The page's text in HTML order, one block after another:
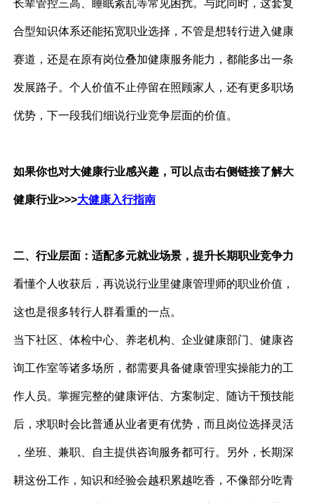
长辈管控三高、睡眠紊乱等常见困扰。与此同时，这套复
合型知识体系还能拓宽职业选择，不管是想转行进入健康
赛道，还是在原有岗位叠加健康服务能力，都能多出一条
发展路子。个人价值不止停留在照顾家人，还有更多职场
优势，下一段我们细说行业竞争层面的价值。
如果你也对大健康行业感兴趣，可以点击右侧链接了解大
健康行业>>>大健康入行指南
二、行业层面：适配多元就业场景，提升长期职业竞争力
看懂个人收获后，再说说行业里健康管理师的职业价值，
这也是很多转行人群看重的一点。
当下社区、体检中心、养老机构、企业健康部门、健康咨
询工作室等诸多场所，都需要具备健康管理实操能力的工
作人员。掌握完整的健康评估、方案制定、随访干预技能
后，求职时会比普通从业者更有优势，而且岗位选择灵活
，坐班、兼职、自主提供咨询服务都可行。另外，长期深
耕这份工作，知识和经验会越积累越吃香，不像部分吃青